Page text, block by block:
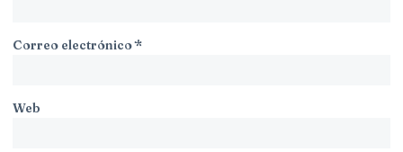
Correo electrónico*
Web